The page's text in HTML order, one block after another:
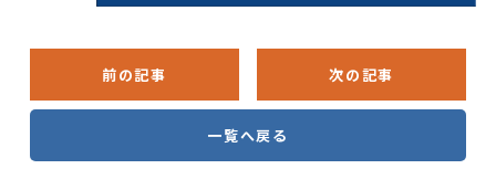
前の記事 次の記事
一覧へ戻る